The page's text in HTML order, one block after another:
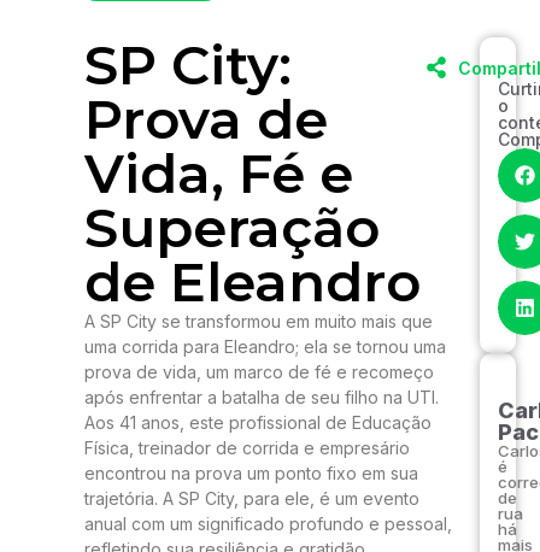
SP City:
Prova de
Vida, Fé e
Superação
de Eleandro
A SP City se transformou em muito mais que
uma corrida para Eleandro; ela se tornou uma
prova de vida, um marco de fé e recomeço
após enfrentar a batalha de seu filho na UTI.
Aos 41 anos, este profissional de Educação
Física, treinador de corrida e empresário
encontrou na prova um ponto fixo em sua
trajetória. A SP City, para ele, é um evento
anual com um significado profundo e pessoal,
o
é
de
rua
há
mais